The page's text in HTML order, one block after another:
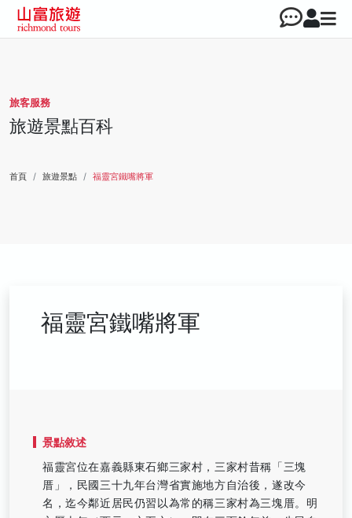
旅客服務
旅遊景點百科
首頁 旅遊景點 福靈宮鐵嘴將軍
福靈宮鐵嘴將軍
景點敘述
福靈宮位在嘉義縣東石鄉三家村，三家村昔稱「三塊
厝」，民國三十九年台灣省實施地方自治後，遂改今
名，迄今鄰近居民仍習以為常的稱三家村為三塊厝。明